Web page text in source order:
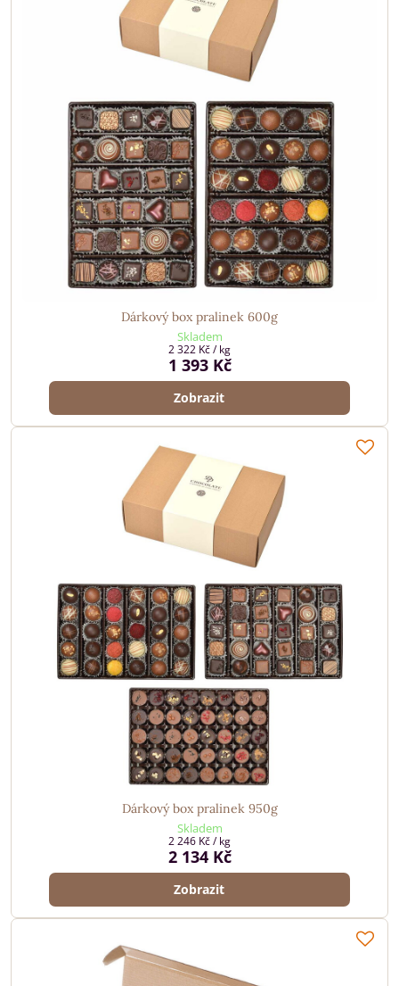
Dárkový box pralinek 600g
Skladem
1 393 Kč
2 322 Kč/ kg
Zobrazit
Dárkový box pralinek 950g
Skladem
2 134 Kč
2 246 Kč/ kg
Zobrazit